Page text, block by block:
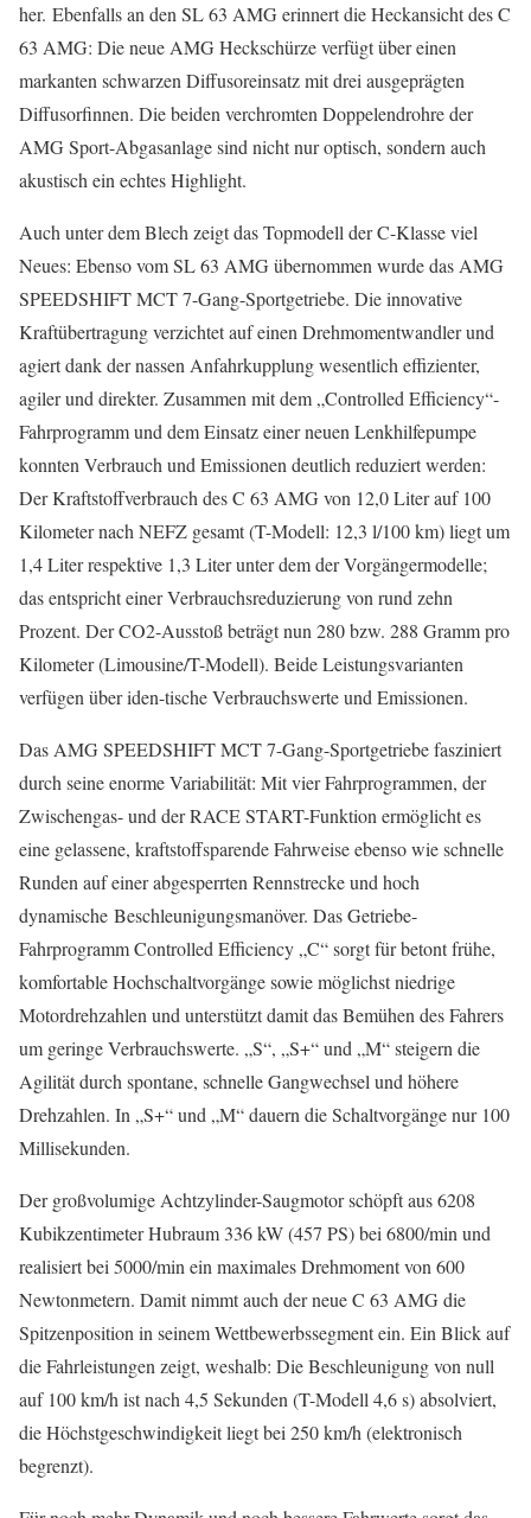
her. Ebenfalls an den SL 63 AMG erinnert die Heckansicht des C
63 AMG: Die neue AMG Heckschürze verfügt über einen
markanten schwarzen Diffusoreinsatz mit drei ausgeprägten
Diffusorfinnen. Die beiden verchromten Doppelendrohre der
AMG Sport-Abgasanlage sind nicht nur optisch, sondern auch
akustisch ein echtes Highlight.
Auch unter dem Blech zeigt das Topmodell der C-Klasse viel
Neues: Ebenso vom SL 63 AMG übernommen wurde das AMG
SPEEDSHIFT MCT 7-Gang-Sportgetriebe. Die innovative
Kraftübertragung verzichtet auf einen Drehmomentwandler und
agiert dank der nassen Anfahrkupplung wesentlich effizienter,
agiler und direkter. Zusammen mit dem „Controlled Efficiency“-
Fahrprogramm und dem Einsatz einer neuen Lenkhilfepumpe
konnten Verbrauch und Emissionen deutlich reduziert werden:
Der Kraftstoffverbrauch des C 63 AMG von 12,0 Liter auf 100
Kilometer nach NEFZ gesamt (T-Modell: 12,3 l/100 km) liegt um
1,4 Liter respektive 1,3 Liter unter dem der Vorgängermodelle;
das entspricht einer Verbrauchsreduzierung von rund zehn
Prozent. Der CO2-Ausstoß beträgt nun 280 bzw. 288 Gramm pro
Kilometer (Limousine/T-Modell). Beide Leistungsvarianten
verfügen über iden-tische Verbrauchswerte und Emissionen.
Das AMG SPEEDSHIFT MCT 7-Gang-Sportgetriebe fasziniert
durch seine enorme Variabilität: Mit vier Fahrprogrammen, der
Zwischengas- und der RACE START-Funktion ermöglicht es
eine gelassene, kraftstoffsparende Fahrweise ebenso wie schnelle
Runden auf einer abgesperrten Rennstrecke und hoch
dynamische Beschleunigungsmanöver. Das Getriebe-
Fahrprogramm Controlled Efficiency „C“ sorgt für betont frühe,
komfortable Hochschaltvorgänge sowie möglichst niedrige
Motordrehzahlen und unterstützt damit das Bemühen des Fahrers
um geringe Verbrauchswerte. „S“, „S+“ und „M“ steigern die
Agilität durch spontane, schnelle Gangwechsel und höhere
Drehzahlen. In „S+“ und „M“ dauern die Schaltvorgänge nur 100
Millisekunden.
Der großvolumige Achtzylinder-Saugmotor schöpft aus 6208
Kubikzentimeter Hubraum 336 kW (457 PS) bei 6800/min und
realisiert bei 5000/min ein maximales Drehmoment von 600
Newtonmetern. Damit nimmt auch der neue C 63 AMG die
Spitzenposition in seinem Wettbewerbssegment ein. Ein Blick auf
die Fahrleistungen zeigt, weshalb: Die Beschleunigung von null
auf 100 km/h ist nach 4,5 Sekunden (T-Modell 4,6 s) absolviert,
die Höchstgeschwindigkeit liegt bei 250 km/h (elektronisch
begrenzt).